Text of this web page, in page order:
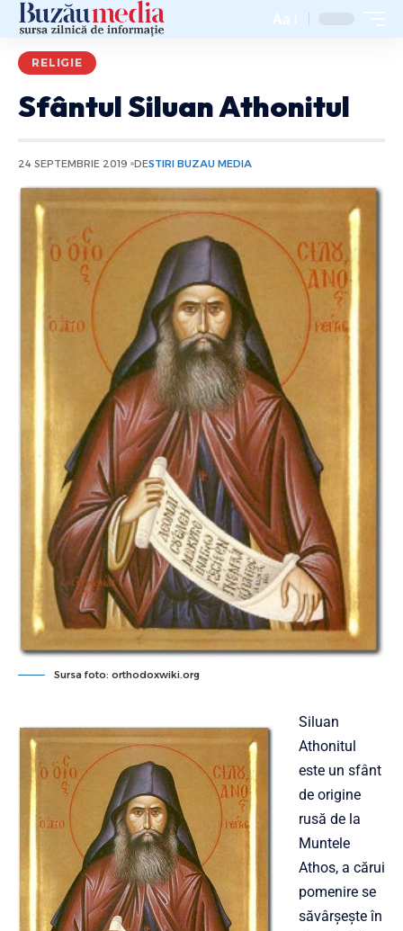
Aa
RELIGIE
Sfântul Siluan Athonitul
24 SEPTEMBRIE 2019 DESTIRI BUZAU MEDIA
Sursa foto: orthodoxwiki.org
Siluan
Athonitul
este un sfânt
de origine
rusă de la
Muntele
Athos, a cărui
pomenire se
săvârșește în